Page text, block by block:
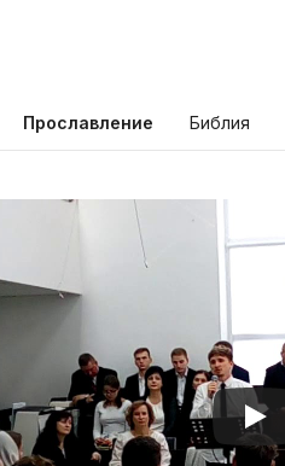
Прославление Библия